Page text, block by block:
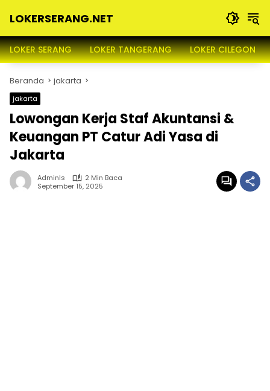
LOKERSERANG.NET
Lowongan
Kerja
dan
Sekitarnya
LOKER SERANG LOKER TANGERANG LOKER CILEGON
Beranda jakarta
jakarta
Lowongan Kerja Staf Akuntansi &
Keuangan PT Catur Adi Yasa di
Jakarta
Adminls
2 Min Baca
September 15, 2025